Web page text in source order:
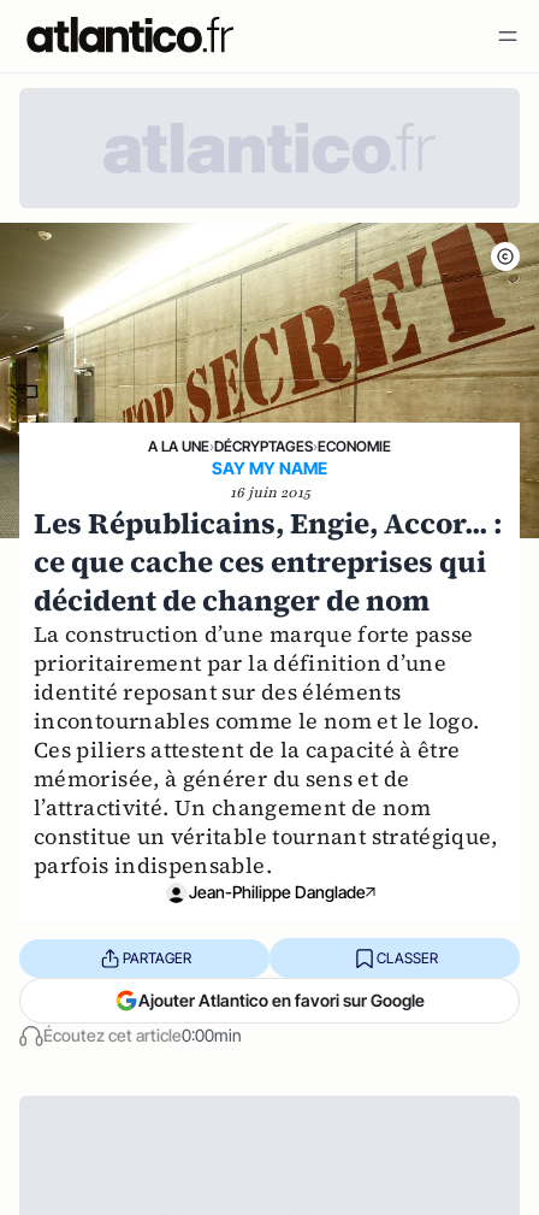
A LA UNE›DÉCRYPTAGES›ECONOMIE
SAY MY NAME
16 juin 2015
Les Républicains, Engie, Accor... :
ce que cache ces entreprises qui
décident de changer de nom
La construction d’une marque forte passe
prioritairement par la définition d’une
identité reposant sur des éléments
incontournables comme le nom et le logo.
Ces piliers attestent de la capacité à être
mémorisée, à générer du sens et de
l’attractivité. Un changement de nom
constitue un véritable tournant stratégique,
parfois indispensable.
Jean-Philippe Danglade
Écoutez cet article0:00min
PARTAGER CLASSER
Ajouter Atlantico en favori sur Google